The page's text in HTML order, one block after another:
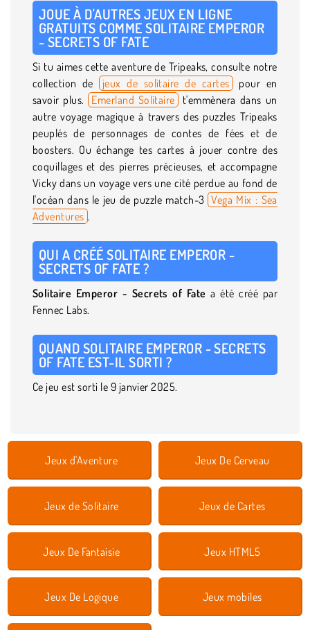
JOUE À D'AUTRES JEUX EN LIGNE
GRATUITS COMME SOLITAIRE EMPEROR
- SECRETS OF FATE
Si tu aimes cette aventure de Tripeaks, consulte notre
collection de
jeux de solitaire de cartes pour en
savoir plus. Emerland Solitaire t'emmènera dans un
autre voyage magique à travers des puzzles Tripeaks
peuplés de personnages de contes de fées et de
boosters. Ou échange tes cartes à jouer contre des
coquillages et des pierres précieuses, et accompagne
Vicky dans un voyage vers une cité perdue au fond de
l'océan dans le jeu de puzzle match-3 Vega Mix : Sea
Adventures .
QUI A CRÉÉ SOLITAIRE EMPEROR -
SECRETS OF FATE ?
Solitaire Emperor - Secrets of Fate a été créé par
Fennec Labs.
QUAND SOLITAIRE EMPEROR - SECRETS
OF FATE EST-IL SORTI ?
Ce jeu est sorti le 9 janvier 2025.
Jeux d'Aventure Jeux De Cerveau
Jeux de Solitaire Jeux de Cartes
Jeux De Fantaisie Jeux HTML5
Jeux De Logique Jeux mobiles